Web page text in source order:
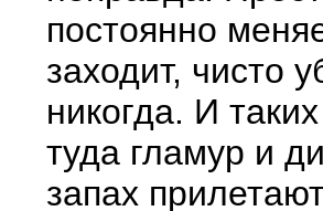
постоянно
заходит, чисто
никогда. И
туда гламур и
запах